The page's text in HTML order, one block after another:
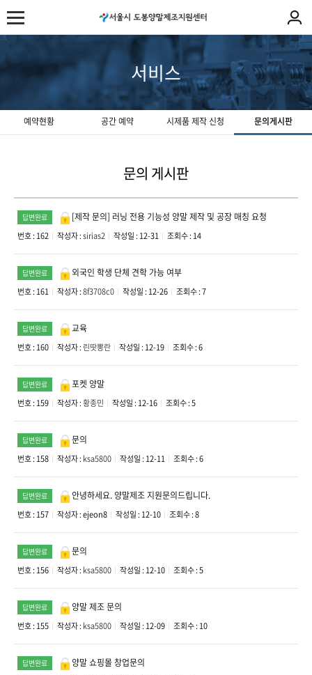
서비스
예약현황 공간 예약 시제품 제작 신청 문의게시판
문의 게시판
답변완료 [제작 문의] 러닝 전용 기능성 양말 제작 및 공장 매칭 요청
번호 : 162 작성자 :sirias2 작성일 : 12-31 조회수 : 14
답변완료 외국인 학생 단체 견학 가능 여부
번호 : 161 작성자 :8f3708c0 작성일 : 12-26 조회수 : 7
답변완료 교육
번호 : 160 작성자 : 린땃뽕란 작성일 : 12-19 조회수 : 6
답변완료 포켓 양말
번호 : 159 작성자 :황종민 작성일 : 12-16 조회수 : 5
답변완료 문의
번호 : 158 작성자 : ksa5800 작성일 : 12-11 조회수 : 6
답변완료 안녕하세요. 양말제조 지원문의드립니다.
번호 : 157 작성자 :ejeon8 작성일 : 12-10 조회수 : 8
답변완료 문의
번호 : 156 작성자 : ksa5800 작성일 : 12-10 조회수 : 5
답변완료 양말 제조 문의
번호 : 155 작성자 : ksa5800 작성일 : 12-09 조회수 : 10
답변완료 양말 쇼핑몰 창업문의